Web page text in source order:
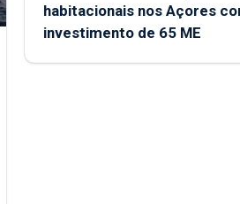
habitacionais nos Açores
investimento de 65 ME